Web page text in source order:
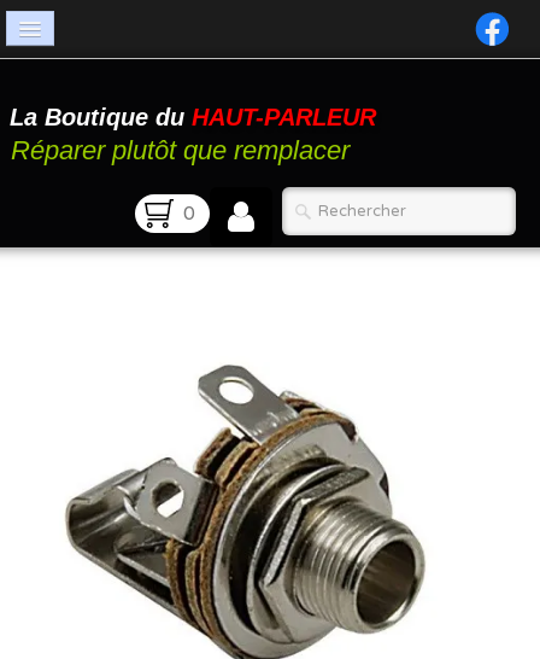
Catalogue
Atelier
La Boutique du HAUT-PARLEUR
Réparer plutôt que remplacer
0